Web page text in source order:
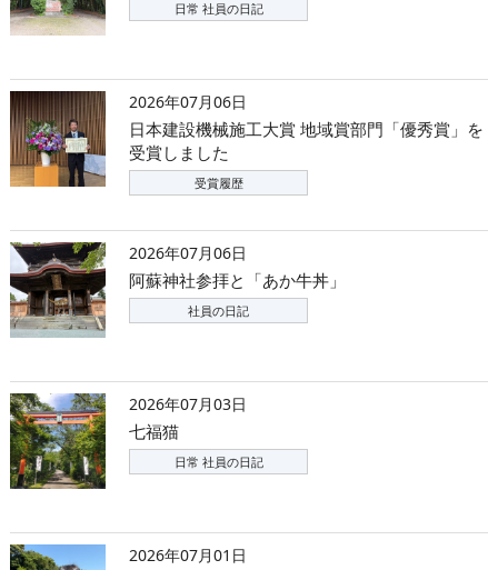
日常 社員の日記
2026年07月06日
日本建設機械施工大賞 地域賞部門「優秀賞」を
受賞しました
受賞履歴
2026年07月06日
阿蘇神社参拝と「あか牛丼」
社員の日記
2026年07月03日
七福猫
日常 社員の日記
2026年07月01日